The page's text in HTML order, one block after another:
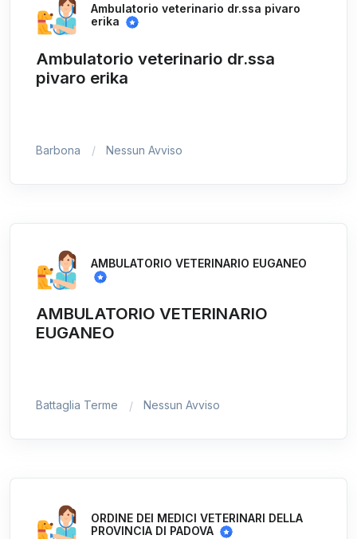
Ambulatorio veterinario dr.ssa pivaro
erika
Ambulatorio veterinario dr.ssa
pivaro erika
Barbona Nessun Avviso
AMBULATORIO VETERINARIO EUGANEO
AMBULATORIO VETERINARIO
EUGANEO
Battaglia Terme Nessun Avviso
ORDINE DEI MEDICI VETERINARI DELLA
PROVINCIA DI PADOVA